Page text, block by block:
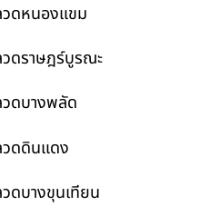
ดหนองแขม
ดราษฎร์บูรณะ
ดบางพลัด
ดดินแดง
ดบางขุนเทียน